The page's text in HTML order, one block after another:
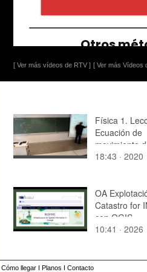
[ Ver más vídeos de RTV ] [ Ver más Vídeos
Física 1.
Ecuación de
movimiento
satélites
18:43 · 2020
OA
Catastro for
con QGIS
10:41 · 2026
Cómo llegar I Planos I Contacto